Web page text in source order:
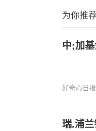
为你推荐
中;加
好奇心日报
瑞.浦